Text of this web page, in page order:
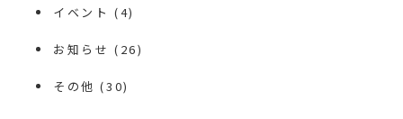
イベント (4)
お知らせ (26)
その他 (30)